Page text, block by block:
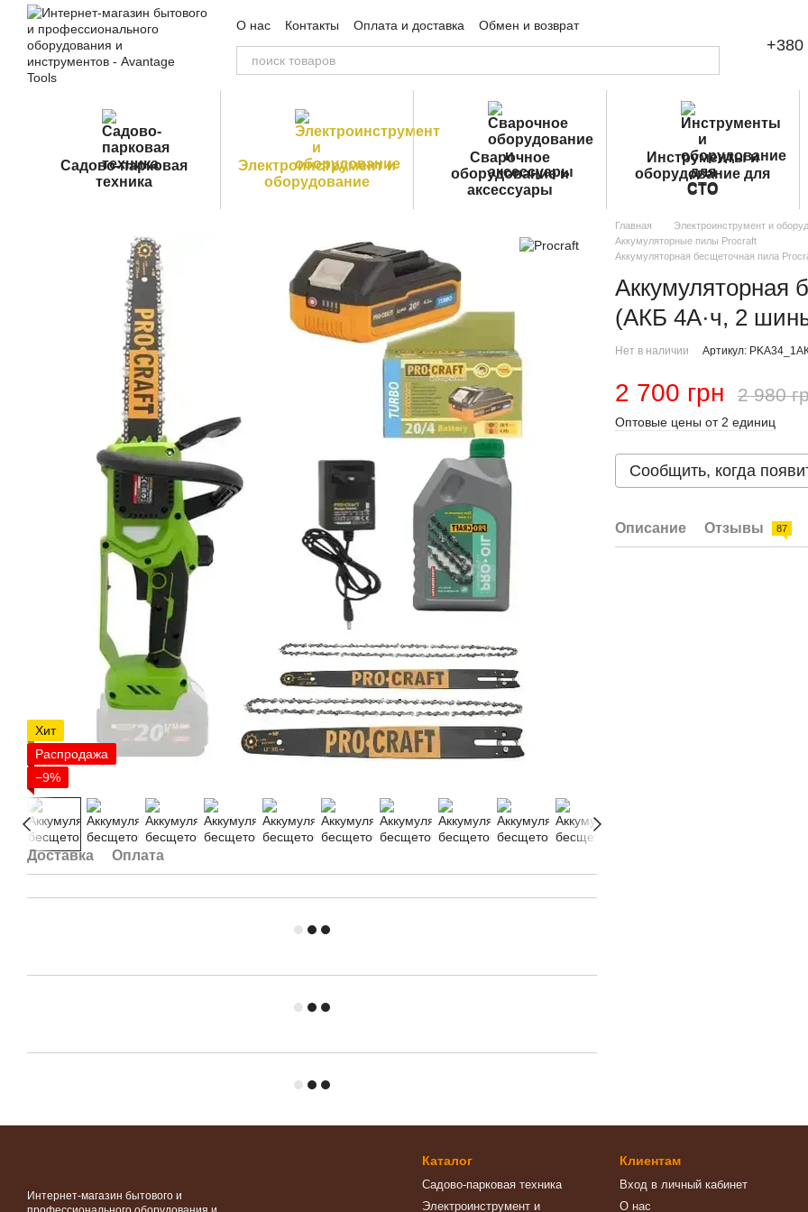
Перейти к основному контенту
О нас Контакты Оплата и доставка
Обмен и возврат
Пользовательское соглашение
Публичная оферта +380
Садово-парковая
техника
Электроинструмент и
оборудование
Сварочное
оборудование и
аксессуары
Инструменты и
оборудование для
СТО
Хит
Распродажа
−9%
Доставка Оплата
Главная
Электроинструмент и
Аккумуляторные пилы Procraft
Аккумуляторная бесщеточная пила
Аккумуляторная
(АКБ 4А·ч, 2
Нет в наличии Артикул:
2 700 грн 2 980
Оптовые цены от 2 единиц
Сообщить, когда
Описание Отзывы 87
Интернет-магазин бытового и
Каталог
Садово-парковая техника
Электроинструмент и
Клиентам
Вход в личный кабинет
О нас